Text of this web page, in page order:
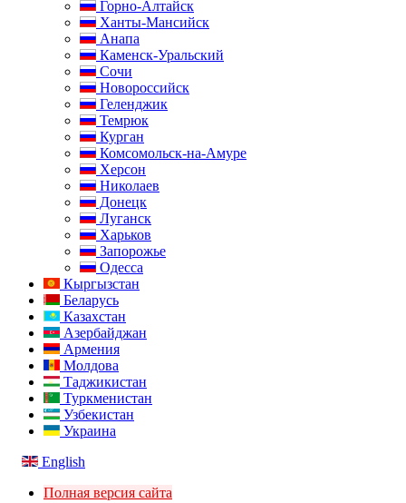
Горно-Алтайск
Ханты-Мансийск
Анапа
Каменск-Уральский
Сочи
Новороссийск
Геленджик
Темрюк
Курган
Комсомольск-на-Амуре
Херсон
Николаев
Донецк
Луганск
Харьков
Запорожье
Одесса
Кыргызстан
Беларусь
Казахстан
Азербайджан
Армения
Молдова
Таджикистан
Туркменистан
Узбекистан
Украина
English
Полная версия сайта